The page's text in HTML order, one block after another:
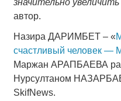
автор.
Назира ДАРИМБЕТ – «
счастливый человек —
Маржан АРАПБАЕВА
Нурсултаном
SkifNews.